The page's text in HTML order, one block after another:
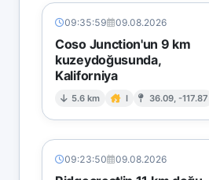
09:35:59 09.08.2026
Coso Junction'un 9 km
kuzeydoğusunda,
Kaliforniya
5.6 km I 36.09, -117.87
09:23:50 09.08.2026